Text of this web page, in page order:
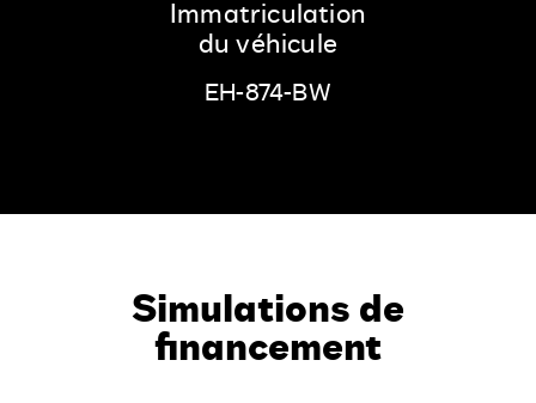
Immatriculation
du véhicule
EH-874-BW
Simulations de
financement